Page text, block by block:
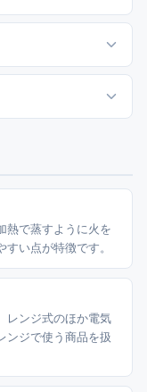
熱で蒸すように火を
い点が特徴です。
レンジ式のほか電気
ンジで使う商品を扱